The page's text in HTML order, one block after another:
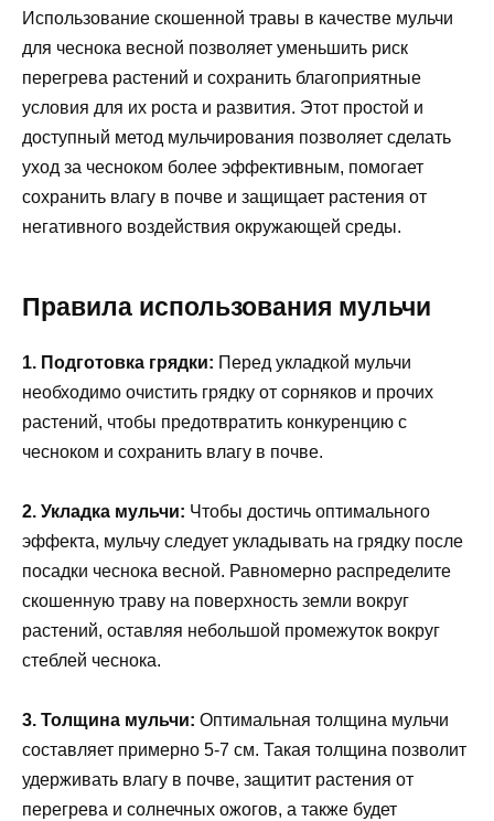
Использование скошенной травы в качестве мульчи
для чеснока весной позволяет уменьшить риск
перегрева растений и сохранить благоприятные
условия для их роста и развития. Этот простой и
доступный метод мульчирования позволяет сделать
уход за чесноком более эффективным, помогает
сохранить влагу в почве и защищает растения от
негативного воздействия окружающей среды.
Правила использования мульчи
1. Подготовка грядки: Перед укладкой мульчи
необходимо очистить грядку от сорняков и прочих
растений, чтобы предотвратить конкуренцию с
чесноком и сохранить влагу в почве.
2. Укладка мульчи: Чтобы достичь оптимального
эффекта, мульчу следует укладывать на грядку после
посадки чеснока весной. Равномерно распределите
скошенную траву на поверхность земли вокруг
растений, оставляя небольшой промежуток вокруг
стеблей чеснока.
3. Толщина мульчи: Оптимальная толщина мульчи
составляет примерно 5-7 см. Такая толщина позволит
удерживать влагу в почве, защитит растения от
перегрева и солнечных ожогов, а также будет